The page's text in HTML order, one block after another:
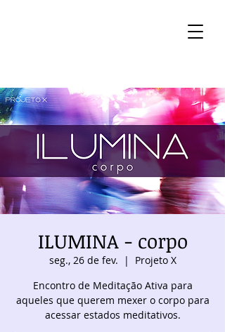
ILUMINA - corpo
seg., 26 de fev.
  |
Projeto X
Encontro de Meditação Ativa para
aqueles que querem mexer o corpo para
acessar estados meditativos.